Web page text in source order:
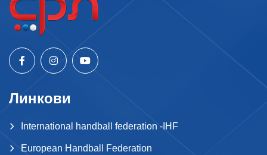
Линкови
International handball federation -IHF
European Handball Federation